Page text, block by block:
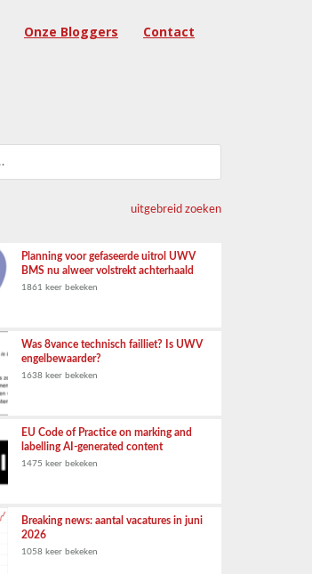
Onze Bloggers Contact
uitgebreid zoeken
Planning voor gefaseerde uitrol UWV
BMS nu alweer volstrekt achterhaald
1861 keer bekeken
Was 8vance technisch failliet? Is UWV
engelbewaarder?
1638 keer bekeken
EU Code of Practice on marking and
labelling AI-generated content
1475 keer bekeken
Breaking news: aantal vacatures in juni
2026
1058 keer bekeken